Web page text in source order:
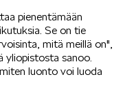
pienentämään
Se on tie
mitä meillä on",
yliopistosta sanoo.
luonto voi luoda